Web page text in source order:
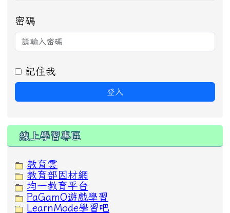
密碼
記住我
登入
線上學習專區
教育雲
教育部因材網
均一教育平台
PaGamO遊戲學習
LearnMode學習吧